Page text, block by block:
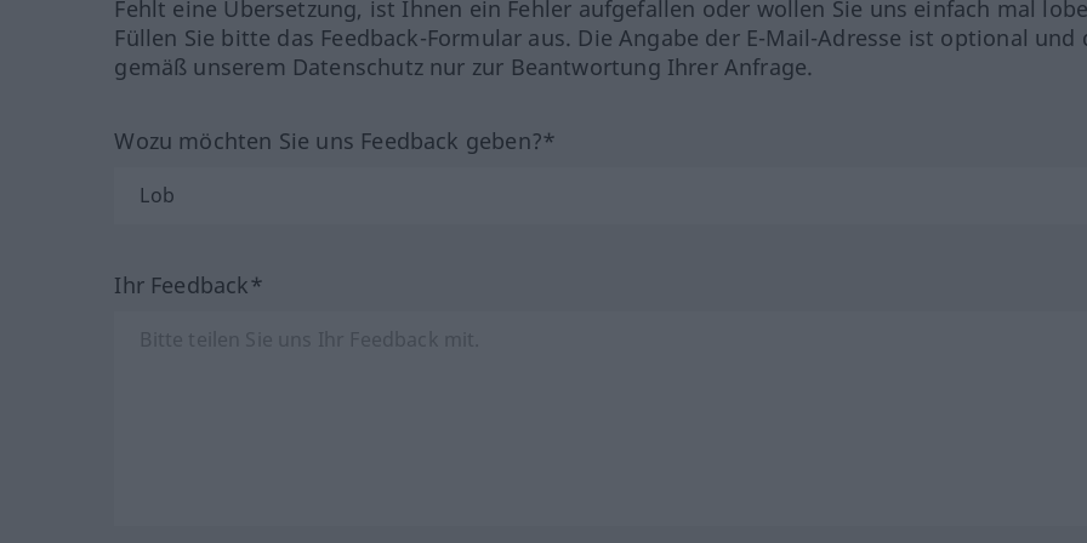
Fehlt eine Übersetzung, ist Ihnen ein Fehler aufgefallen oder wollen Sie uns einfach mal
Füllen Sie bitte das Feedback-Formular aus. Die Angabe der E-Mail-Adresse ist optional und
gemäß unserem Datenschutz nur zur Beantwortung Ihrer Anfrage.
Wozu möchten Sie uns Feedback geben?*
Ihr Feedback*